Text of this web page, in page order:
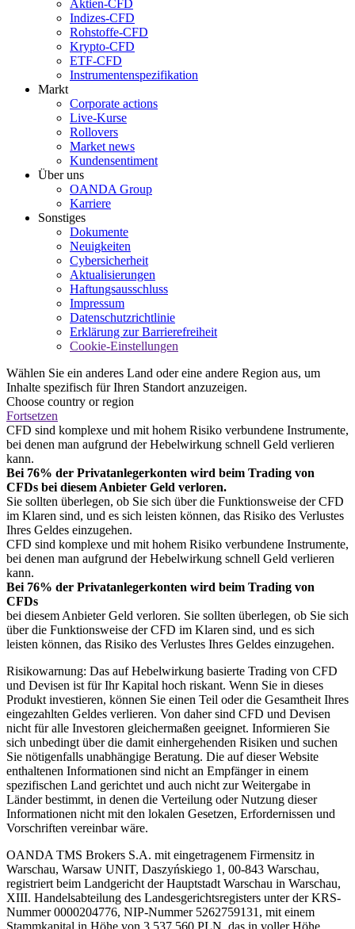
Aktien-CFD
Indizes-CFD
Rohstoffe-CFD
Krypto-CFD
ETF-CFD
Instrumentenspezifikation
Markt
Corporate actions
Live-Kurse
Rollovers
Market news
Kundensentiment
Über uns
OANDA Group
Karriere
Sonstiges
Dokumente
Neuigkeiten
Cybersicherheit
Aktualisierungen
Haftungsausschluss
Impressum
Datenschutzrichtlinie
Erklärung zur Barrierefreiheit
Cookie-Einstellungen
Wählen Sie ein anderes Land oder eine andere Region aus, um
Inhalte spezifisch für Ihren Standort anzuzeigen.
Choose country or region
Fortsetzen
CFD sind komplexe und mit hohem Risiko verbundene Instrumente,
bei denen man aufgrund der Hebelwirkung schnell Geld verlieren
kann.
Bei 76% der Privatanlegerkonten wird beim Trading von
CFDs bei diesem Anbieter Geld verloren.
Sie sollten überlegen, ob Sie sich über die Funktionsweise der CFD
im Klaren sind, und es sich leisten können, das Risiko des Verlustes
Ihres Geldes einzugehen.
CFD sind komplexe und mit hohem Risiko verbundene Instrumente,
bei denen man aufgrund der Hebelwirkung schnell Geld verlieren
kann.
Bei 76% der Privatanlegerkonten wird beim Trading von
CFDs
bei diesem Anbieter Geld verloren. Sie sollten überlegen, ob Sie sich
über die Funktionsweise der CFD im Klaren sind, und es sich
leisten können, das Risiko des Verlustes Ihres Geldes einzugehen.
Risikowarnung: Das auf Hebelwirkung basierte Trading von CFD
und Devisen ist für Ihr Kapital hoch riskant. Wenn Sie in dieses
Produkt investieren, können Sie einen Teil oder die Gesamtheit Ihres
eingezahlten Geldes verlieren. Von daher sind CFD und Devisen
nicht für alle Investoren gleichermaßen geeignet. Informieren Sie
sich unbedingt über die damit einhergehenden Risiken und suchen
Sie nötigenfalls unabhängige Beratung. Die auf dieser Website
enthaltenen Informationen sind nicht an Empfänger in einem
spezifischen Land gerichtet und auch nicht zur Weitergabe in
Länder bestimmt, in denen die Verteilung oder Nutzung dieser
Informationen nicht mit den lokalen Gesetzen, Erfordernissen und
Vorschriften vereinbar wäre.
OANDA TMS Brokers S.A. mit eingetragenem Firmensitz in
Warschau, Warsaw UNIT, Daszyńskiego 1, 00-843 Warschau,
registriert beim Landgericht der Hauptstadt Warschau in Warschau,
XIII. Handelsabteilung des Landesgerichtsregisters unter der KRS-
Nummer 0000204776, NIP-Nummer 5262759131, mit einem